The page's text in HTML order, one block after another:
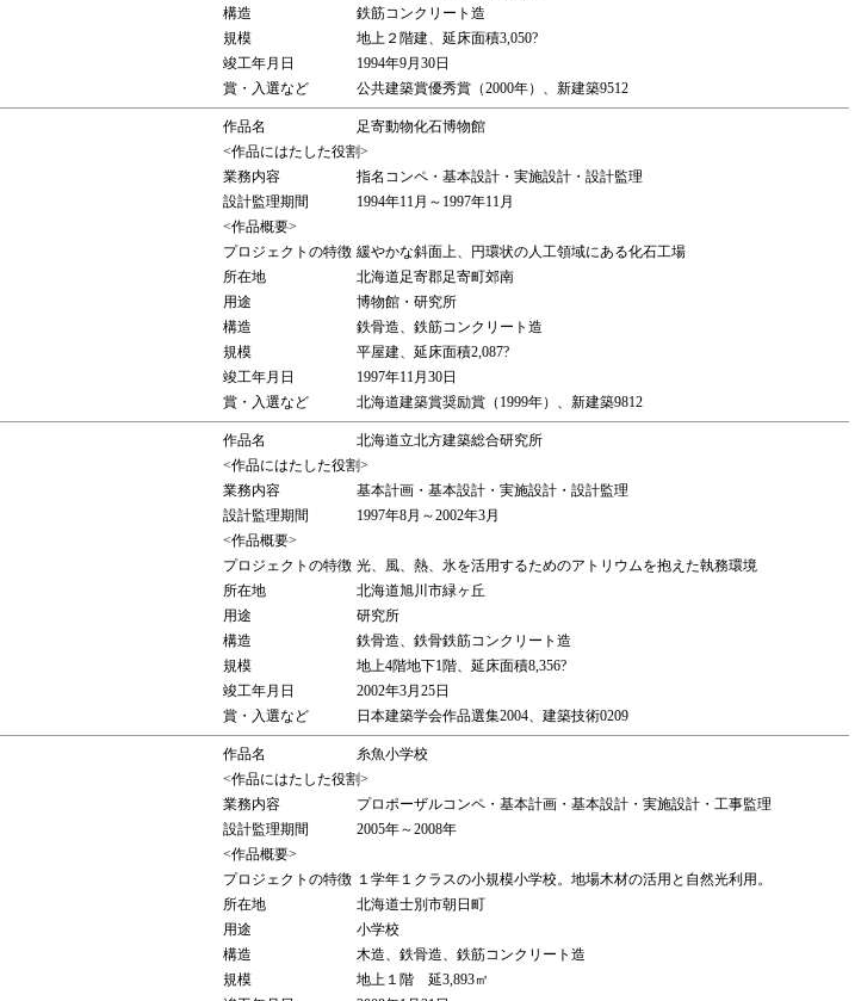
構造
鉄筋コンクリート造
規模
地上２階建、延床面積3,050?
竣工年月日
1994年9月30日
賞・入選など
公共建築賞優秀賞（2000年）、新建築9512
作品名
足寄動物化石博物館
<作品にはたした役割>
業務内容
指名コンペ・基本設計・実施設計・設計監理
設計監理期間
1994年11月～1997年11月
<作品概要>
プロジェクトの特徴 緩やかな斜面上、円環状の人工領域にある化石工場
所在地
北海道足寄郡足寄町郊南
用途
博物館・研究所
構造
鉄骨造、鉄筋コンクリート造
規模
平屋建、延床面積2,087?
竣工年月日
1997年11月30日
賞・入選など
北海道建築賞奨励賞（1999年）、新建築9812
作品名
北海道立北方建築総合研究所
<作品にはたした役割>
業務内容
基本計画・基本設計・実施設計・設計監理
設計監理期間
1997年8月～2002年3月
<作品概要>
プロジェクトの特徴 光、風、熱、氷を活用するためのアトリウムを抱えた執務環境
所在地
北海道旭川市緑ヶ丘
用途
研究所
構造
鉄骨造、鉄骨鉄筋コンクリート造
規模
地上4階地下1階、延床面積8,356?
竣工年月日
2002年3月25日
賞・入選など
日本建築学会作品選集2004、建築技術0209
作品名
糸魚小学校
<作品にはたした役割>
業務内容
プロポーザルコンペ・基本計画・基本設計・実施設計・工事監理
設計監理期間
2005年～2008年
<作品概要>
プロジェクトの特徴 １学年１クラスの小規模小学校。地場木材の活用と自然光利用。
所在地
北海道士別市朝日町
用途
小学校
構造
木造、鉄骨造、鉄筋コンクリート造
規模
地上１階 延3,893㎡